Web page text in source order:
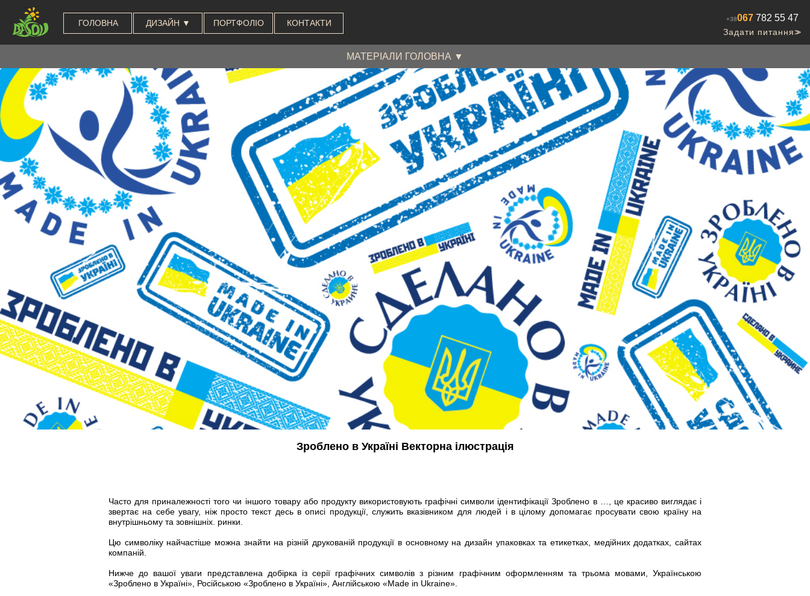
+38067 782 55 47
ГОЛОВНА ДИЗАЙН ▼ ПОРТФОЛІО
КОНТАКТИ
Задати питання>>
МАТЕРІАЛИ ГОЛОВНА ▼
Зроблено в Україні Векторна ілюстрація
Часто для приналежності того чи іншого товару або продукту використовують графічні символи ідентифікації Зроблено в …, це красиво виглядає і
звертає на себе увагу, ніж просто текст десь в описі продукції, служить вказівником для людей і в цілому допомагає просувати свою країну на
внутрішньому та зовнішніх. ринки.
Цю символіку найчастіше можна знайти на різній друкованій продукції в основному на дизайн упаковкахтаетикетках , медійних додатках, сайтах
компаній.
Нижче до вашої уваги представлена ​​добірка із серії графічних символів з різним графічним оформленням та трьома мовами, Українською
«Зроблено в Україні», Російською «Зроблено в Україні», Англійською «Made in Ukraine».